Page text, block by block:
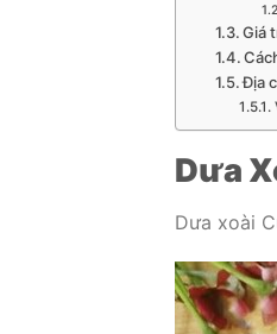
Giá
Địa
Dưa
Dưa xoài